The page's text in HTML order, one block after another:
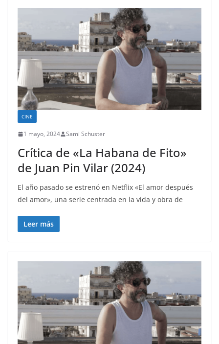
CINE
1 mayo, 2024 Sami Schuster
Crítica de «La Habana de Fito»
de Juan Pin Vilar (2024)
El año pasado se estrenó en Netflix «El amor después
del amor», una serie centrada en la vida y obra de
Leer más